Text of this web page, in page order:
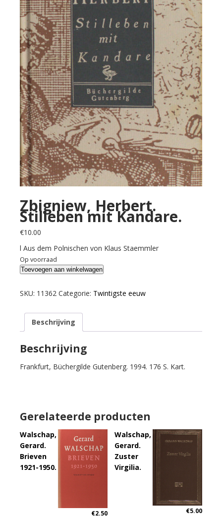
Zbigniew, Herbert.
Stilleben mit Kandare.
€10.00
l Aus dem Polnischen von Klaus Staemmler
Op voorraad
Zbigniew,
Stilleben
Kandare.
aantal
Toevoegen aan winkelwagen
SKU: 11362 Categorie: Twintigste eeuw
Beschrijving
Beschrijving
Frankfurt, Büchergilde Gutenberg. 1994. 176 S. Kart.
Gerelateerde producten
Walschap,
Gerard.
Brieven
1921-1950.
€2.50
Walschap,
Gerard.
Zuster
Virgilia.
€5.00